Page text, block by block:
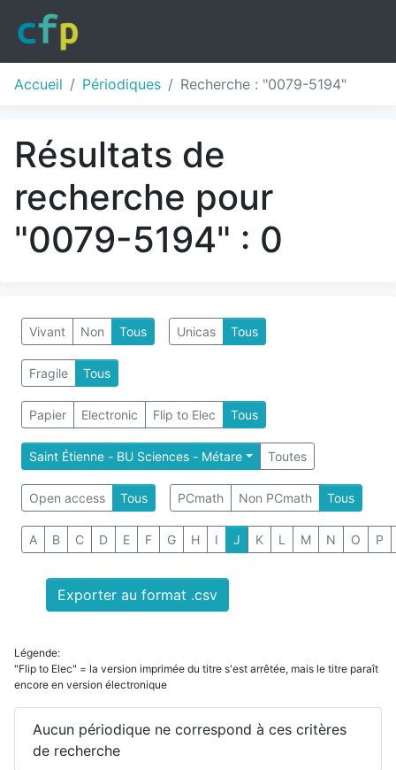
Accueil Périodiques Recherche : "0079-5194"
Résultats de
recherche pour
"0079-5194" : 0
Vivant Non Tous Unicas Tous
Fragile Tous
Papier Electronic Flip to Elec Tous
Saint Étienne - BU Sciences - Métare Toutes
Open access Tous PCmath Non PCmath Tous
A B C D E F G H I J K L M N O P
Exporter au format .csv
Légende:
"Flip to Elec" = la version imprimée du titre s'est arrêtée, mais le titre paraît
encore en version électronique
Aucun périodique ne correspond à ces critères
de recherche